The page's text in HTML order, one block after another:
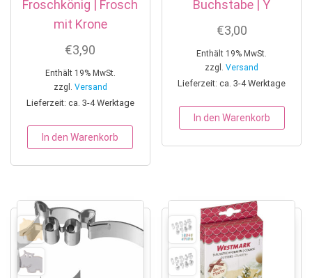
Froschkönig | Frosch
mit Krone
€3,90
Enthält 19% MwSt.
zzgl. Versand
Lieferzeit: ca. 3-4 Werktage
In den Warenkorb
Buchstabe | Y
€3,00
Enthält 19% MwSt.
zzgl.Versand
Lieferzeit: ca. 3-4 Werktage
In den Warenkorb